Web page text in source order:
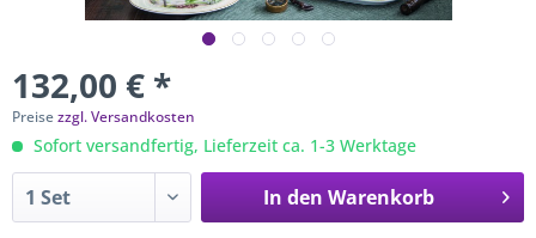
132,00 € *
Preisezzgl. Versandkosten
Sofort versandfertig, Lieferzeit ca. 1-3 Werktage
In den Warenkorb